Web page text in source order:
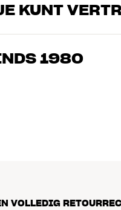
KUNT
de producten door en door
budget
1980
VOLLEDIG